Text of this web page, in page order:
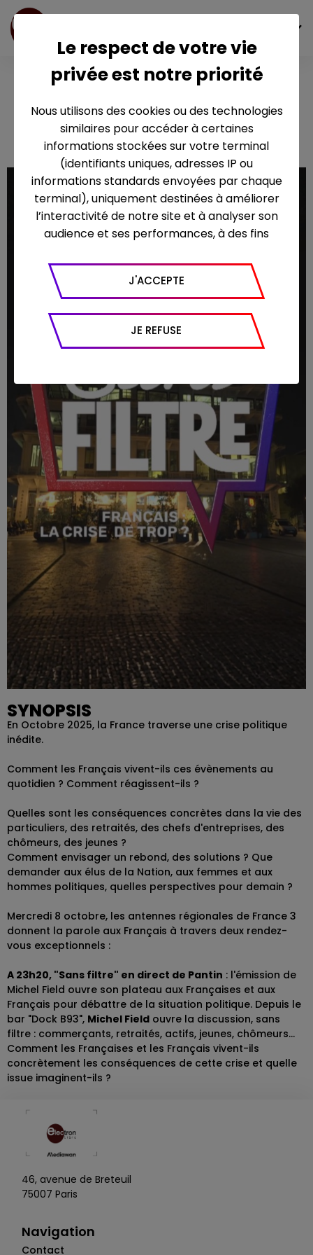
Sans Filtre -
Français, la
crise de trop?
SYNOPSIS
En Octobre 2025, la France traverse une crise politique
inédite.
Comment les Français vivent-ils ces évènements au
quotidien ? Comment réagissent-ils ?
Quelles sont les conséquences concrètes dans la vie des
particuliers, des retraités, des chefs d'entreprises, des
chômeurs, des jeunes ?
Comment envisager un rebond, des solutions ? Que
demander aux élus de la Nation, aux femmes et aux
hommes politiques, quelles perspectives pour demain ?
Mercredi 8 octobre, les antennes régionales de France 3
donnent la parole aux Français à travers deux rendez-
vous exceptionnels :
A 23h20, "Sans filtre" en direct de Pantin : l'émission de
Michel Field ouvre son plateau aux Françaises et aux
Français pour débattre de la situation politique. Depuis le
bar "Dock B93", Michel Field ouvre la discussion, sans
filtre : commerçants, retraités, actifs, jeunes, chômeurs...
Comment les Françaises et les Français vivent-ils
concrètement les conséquences de cette crise et quelle
issue imaginent-ils ?
46, avenue de Breteuil
75007 Paris
Navigation
Contact
Le respect de votre vie
privée est notre priorité
Nous utilisons des cookies ou des technologies
similaires pour accéder à certaines
informations stockées sur votre terminal
(identifiants uniques, adresses IP ou
informations standards envoyées par chaque
terminal), uniquement destinées à améliorer
l’interactivité de notre site et à analyser son
audience et ses performances, à des fins
Google Analytics pour générer des rapports
sur le trafic (nombre de visites, temps passé
sur le site, nombre de pages vues en moyenne,
appareil et navigateur utilisé, emplacement
géographique), l’origine du trafic et la
J'ACCEPTE
JE REFUSE